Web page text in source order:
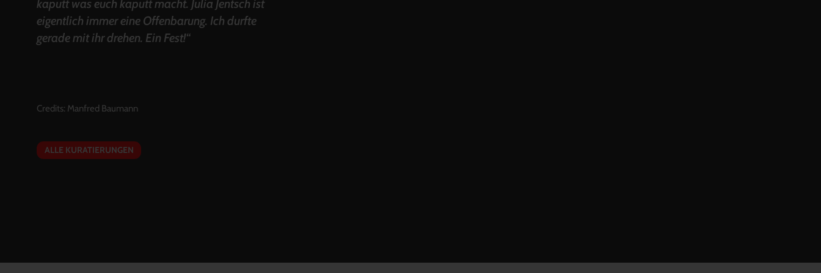
kaputt was euch kaputt macht. Julia Jentsch ist
eigentlich immer eine Offenbarung. Ich durfte
gerade mit ihr drehen. Ein Fest!“
Credits: Manfred Baumann
ALLE KURATIERUNGEN